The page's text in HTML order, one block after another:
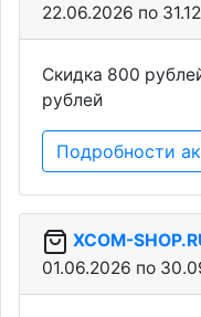
22.06.2026 по
Скидка 800
рублей
Подробности
XCOM-
01.06.2026 по